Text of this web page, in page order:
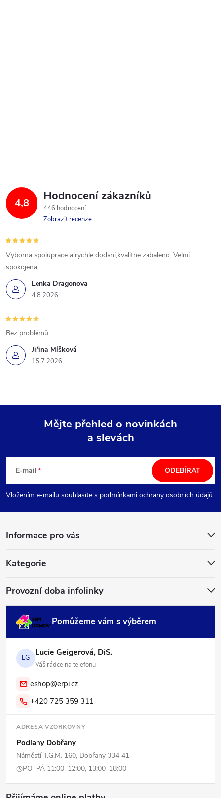
4,8 Hodnocení zákazníků
446 hodnocení
Zobrazit recenze
Lenka Dragonova
4.8.2026
Vyborna spoluprace a rychle dodani,kvalitne zabaleno. Velmi
spokojena
Jiřina Míšková
15.7.2026
Bez problémů
p
a
Mějte přehled o novinkách
a slevách
E-mail
Vložením e-mailu souhlasíte s podmínkami ochrany osobních údajů
ODEBÍRAT
Informace pro vás
Kategorie
Provozní doba infolinky
Pomůžeme vám s výběrem
LG Lucie Geigerová, DiS.
Váš rádce na telefonu
eshop@erpi.cz
+420 725 359 311
ADRESA VZORKOVNY
Podlahy Dobřany
Náměstí T.G.M. 160, Dobřany 334 41
PO–PÁ 11:00–12:00, 13:00–18:00